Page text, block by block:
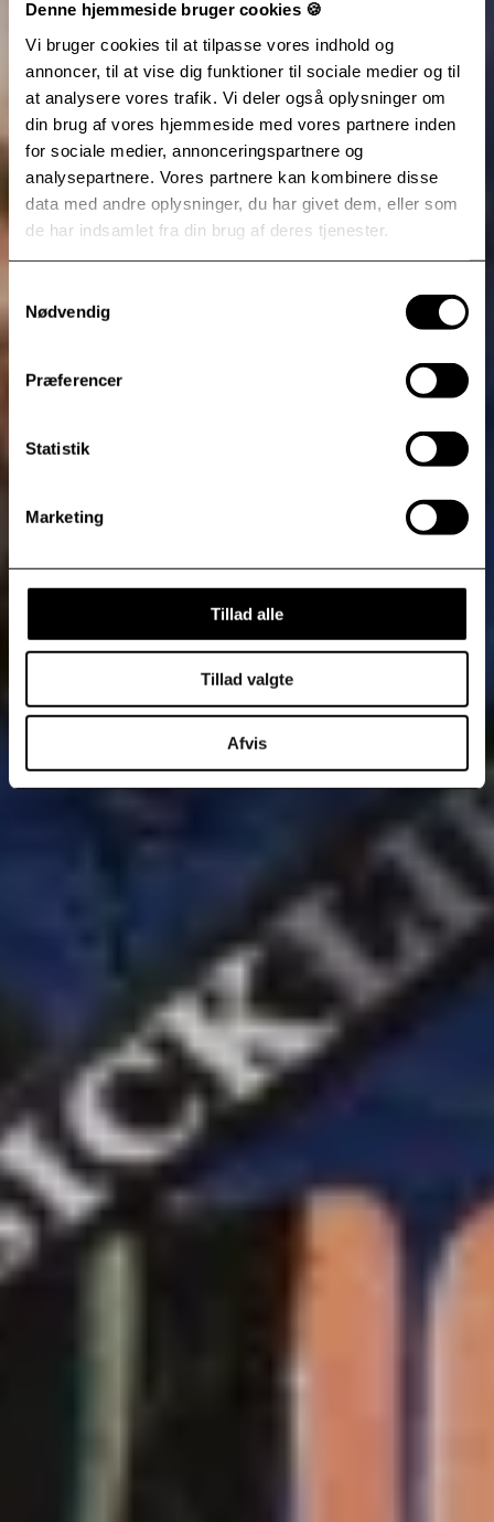
Denne hjemmeside bruger cookies 🍪
Vi bruger cookies til at tilpasse vores indhold og
annoncer, til at vise dig funktioner til sociale medier og til
at analysere vores trafik. Vi deler også oplysninger om
din brug af vores hjemmeside med vores partnere inden
for sociale medier, annonceringspartnere og
analysepartnere. Vores partnere kan kombinere disse
data med andre oplysninger, du har givet dem, eller som
de har indsamlet fra din brug af deres tjenester.
Nødvendig
Præferencer
Statistik
Marketing
Tillad alle
Tillad valgte
Afvis